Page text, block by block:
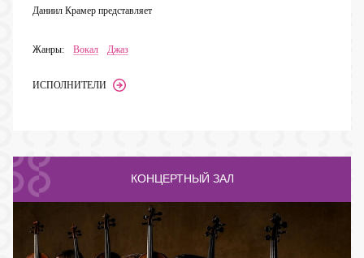
Даниил Крамер представляет
Жанры: Вокал Джаз
ИСПОЛНИТЕЛИ
КОНЦЕРТНЫЙ ЗАЛ